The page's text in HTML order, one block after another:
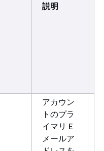
説明
アカウン
トのプラ
イマリ E
メールア